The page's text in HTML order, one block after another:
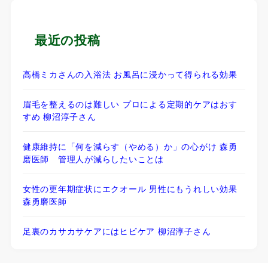
最近の投稿
高橋ミカさんの入浴法 お風呂に浸かって得られる効果
眉毛を整えるのは難しい プロによる定期的ケアはおす
すめ 柳沼淳子さん
健康維持に「何を減らす（やめる）か」の心がけ 森勇
磨医師 管理人が減らしたいことは
女性の更年期症状にエクオール 男性にもうれしい効果
森勇磨医師
足裏のカサカサケアにはヒビケア 柳沼淳子さん